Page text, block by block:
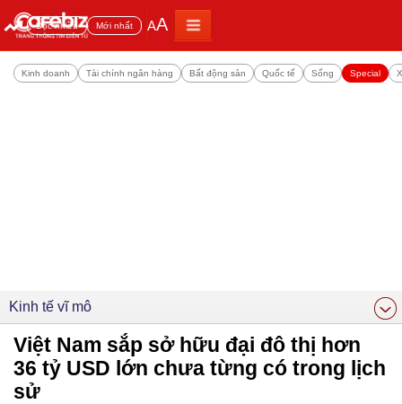
Đọc nhiều Mới nhất AA
Kinh doanh Tài chính ngân hàng Bất động sản Quốc tế Sống Special
Kinh tế vĩ mô
Việt Nam sắp sở hữu đại đô thị hơn
36 tỷ USD lớn chưa từng có trong lịch
sử